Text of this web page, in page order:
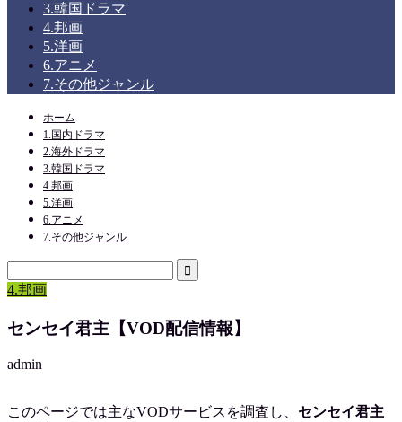
3.韓国ドラマ
4.邦画
5.洋画
6.アニメ
7.その他ジャンル
ホーム
1.国内ドラマ
2.海外ドラマ
3.韓国ドラマ
4.邦画
5.洋画
6.アニメ
7.その他ジャンル
4.邦画
センセイ君主【VOD配信情報】
admin
このページでは主なVODサービスを調査し、 センセイ君主